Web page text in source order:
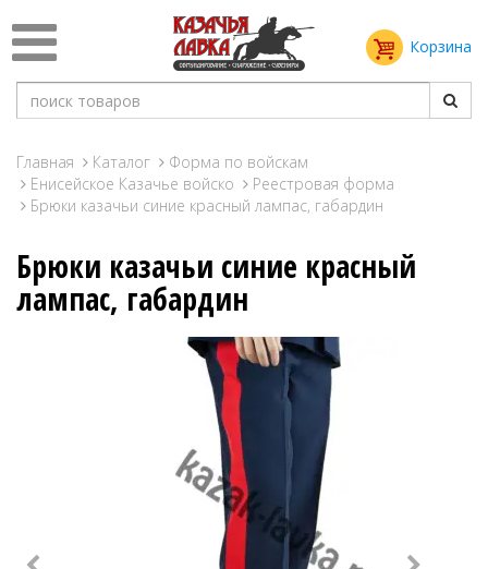
Корзина
Главная Каталог
Форма по войскам
Енисейское Казачье войско
Реестровая форма
Брюки казачьи синие красный лампас, габардин
Брюки казачьи синие красный
лампас, габардин